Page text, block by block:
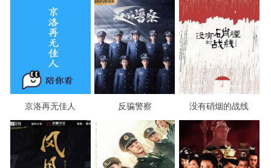
京洛再无佳人 反骗警察 没有硝烟的战线